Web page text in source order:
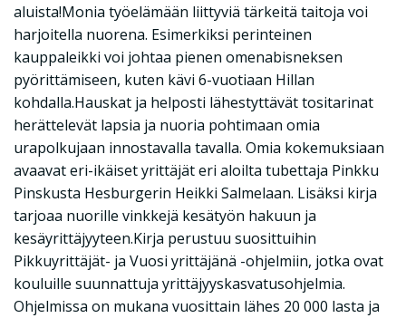
aluista!Monia työelämään liittyviä tärkeitä taitoja voi
harjoitella nuorena. Esimerkiksi perinteinen
kauppaleikki voi johtaa pienen omenabisneksen
pyörittämiseen, kuten kävi 6-vuotiaan Hillan
kohdalla.Hauskat ja helposti lähestyttävät tositarinat
herättelevät lapsia ja nuoria pohtimaan omia
urapolkujaan innostavalla tavalla. Omia kokemuksiaan
avaavat eri-ikäiset yrittäjät eri aloilta tubettaja Pinkku
Pinskusta Hesburgerin Heikki Salmelaan. Lisäksi kirja
tarjoaa nuorille vinkkejä kesätyön hakuun ja
kesäyrittäjyyteen.Kirja perustuu suosittuihin
Pikkuyrittäjät- ja Vuosi yrittäjänä -ohjelmiin, jotka ovat
kouluille suunnattuja yrittäjyyskasvatusohjelmia.
Ohjelmissa on mukana vuosittain lähes 20 000 lasta ja